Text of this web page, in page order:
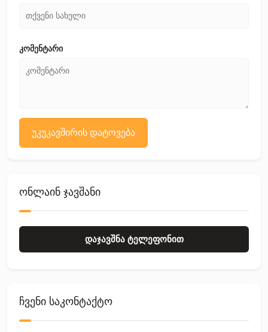
კომენტარი
უკუკავშირის დატოვება
ონლაინ ჯავშანი
დაჯავშნა ტელეფონით
ჩვენი საკონტაქტო